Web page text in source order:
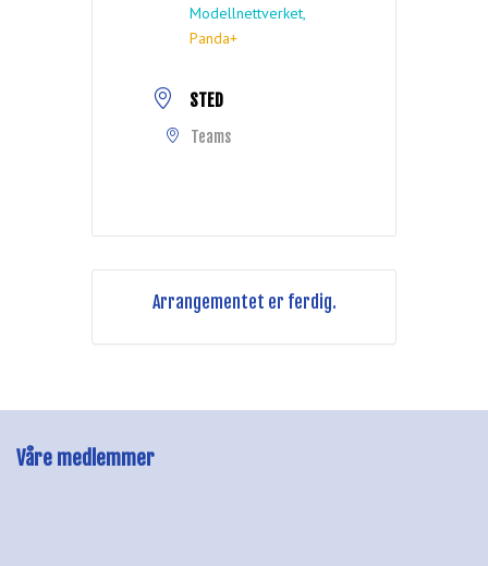
Modellnettverket,
Panda+
STED
Teams
Arrangementet er ferdig.
Våre medlemmer